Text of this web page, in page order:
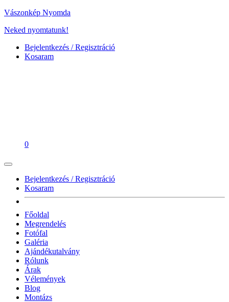
Vászonkép Nyomda
Neked nyomtatunk!
Bejelentkezés / Regisztráció
Kosaram
0
Bejelentkezés / Regisztráció
Kosaram
Főoldal
Megrendelés
Fotófal
Galéria
Ajándékutalvány
Rólunk
Árak
Vélemények
Blog
Montázs